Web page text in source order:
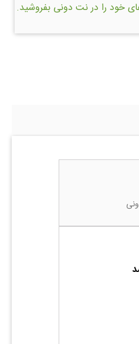
خود را در نت دونی بفروشید.